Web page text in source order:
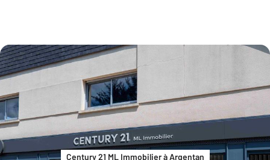
Century 21 ML Immobilier à Argentan